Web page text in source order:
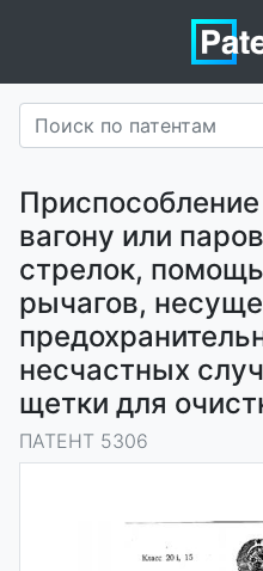
вагону или
стрелок,
рычагов,
несчастных
щетки для
ПАТЕНТ 5306